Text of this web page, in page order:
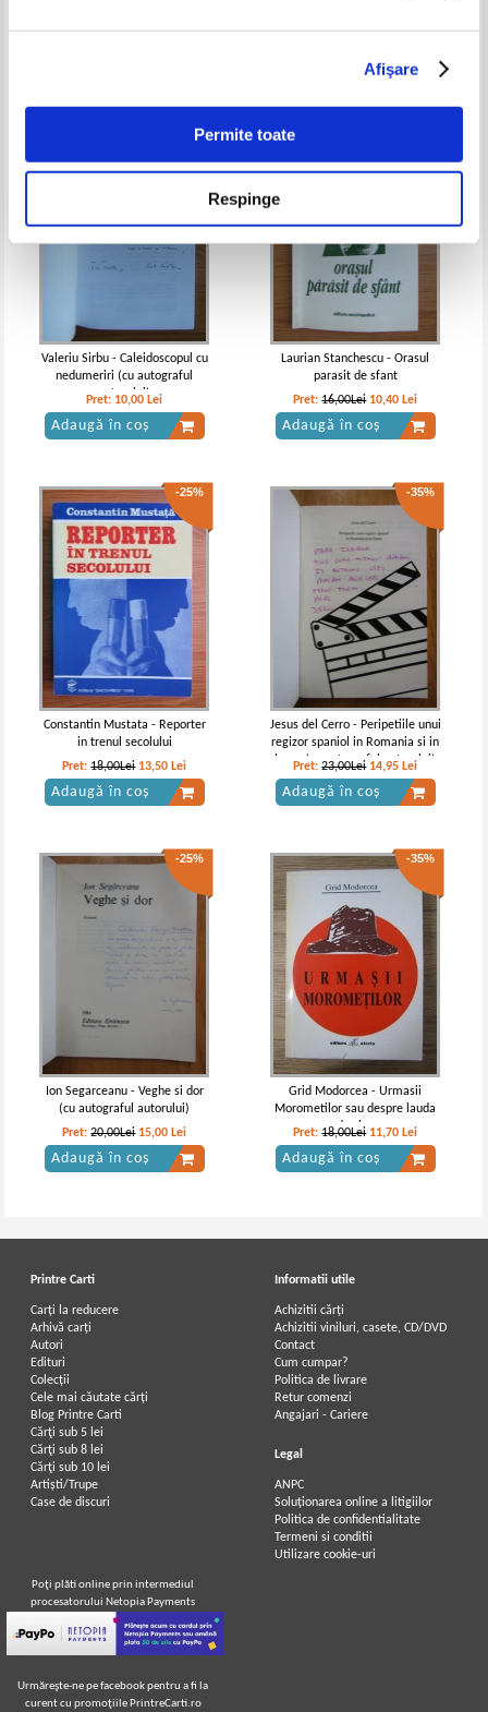
Afişare
Permite toate
Respinge
Pret:18,00Lei 11,70 Lei Pret:18,00Lei 11,70 Lei
Adaugă în coș
Valeriu Sirbu - Caleidoscopul cu
nedumeriri (cu autograful
autorului)
Pret: 10,00 Lei
Adaugă în coș
Laurian Stanchescu - Orasul
parasit de sfant
Pret:16,00Lei 10,40 Lei
Adaugă în coș
-25%
Constantin Mustata - Reporter
in trenul secolului
Pret:18,00Lei 13,50 Lei
Adaugă în coș
-35%
Jesus del Cerro - Peripetiile unui
regizor spaniol in Romania si in
lume (cu autograful autorului)
Pret:23,00Lei 14,95 Lei
Adaugă în coș
-25%
Ion Segarceanu - Veghe si dor
(cu autograful autorului)
Pret:20,00Lei 15,00 Lei
Adaugă în coș
-35%
Grid Modorcea - Urmasii
Morometilor sau despre lauda
de sine
Pret:18,00Lei 11,70 Lei
Adaugă în coș
Printre Carti
Carți la reducere
Arhivă carți
Autori
Edituri
Colecții
Cele mai căutate cărți
Blog Printre Carti
Cărţi sub 5 lei
Cărţi sub 8 lei
Cărţi sub 10 lei
Artiști/Trupe
Case de discuri
Informatii utile
Achizitii cărți
Achizitii viniluri, casete, CD/DVD
Contact
Cum cumpar?
Politica de livrare
Retur comenzi
Angajari - Cariere
Legal
ANPC
Soluționarea online a litigiilor
Politica de confidentialitate
Termeni si conditii
Utilizare cookie-uri
Poţi plăti online prin intermediul
procesatorului Netopia Payments
Urmăreşte-ne pe facebook pentru a fi la
curent cu promoţiile PrintreCarti.ro